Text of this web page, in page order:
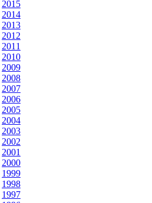
2015
2014
2013
2012
2011
2010
2009
2008
2007
2006
2005
2004
2003
2002
2001
2000
1999
1998
1997